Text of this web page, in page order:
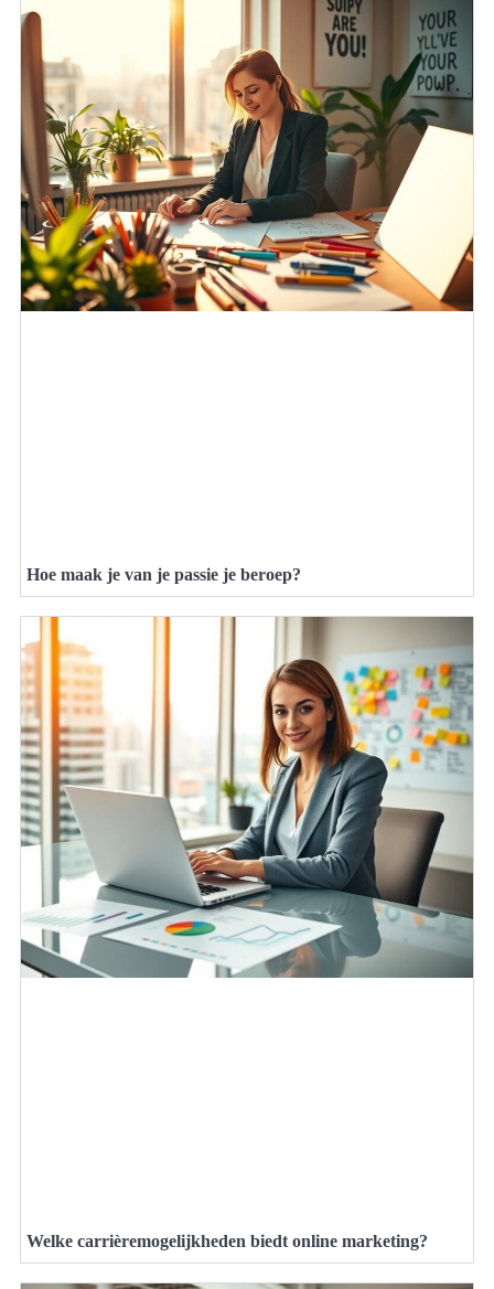
Hoe maak je van je passie je beroep?
Welke carrièremogelijkheden biedt online marketing?